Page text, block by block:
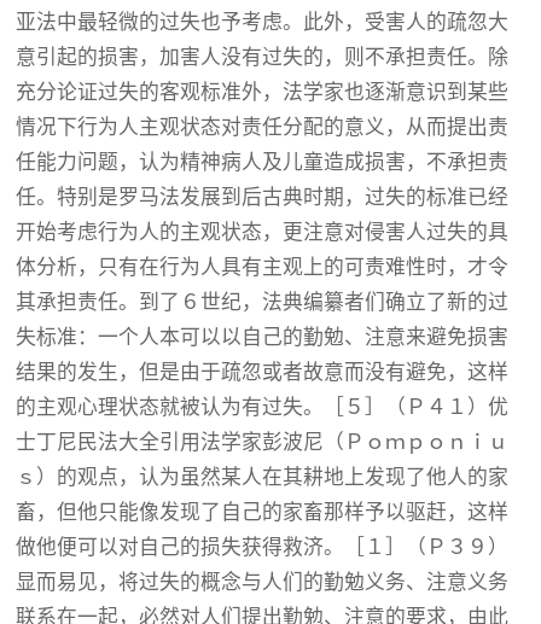
亚法中最轻微的过失也予考虑。此外，受害人的疏忽大
意引起的损害，加害人没有过失的，则不承担责任。除
充分论证过失的客观标准外，法学家也逐渐意识到某些
情况下行为人主观状态对责任分配的意义，从而提出责
任能力问题，认为精神病人及儿童造成损害，不承担责
任。特别是罗马法发展到后古典时期，过失的标准已经
开始考虑行为人的主观状态，更注意对侵害人过失的具
体分析，只有在行为人具有主观上的可责难性时，才令
其承担责任。到了６世纪，法典编纂者们确立了新的过
失标准：一个人本可以以自己的勤勉、注意来避免损害
结果的发生，但是由于疏忽或者故意而没有避免，这样
的主观心理状态就被认为有过失。［５］（Ｐ４１）优
士丁尼民法大全引用法学家彭波尼（Ｐｏｍｐｏｎｉｕ
ｓ）的观点，认为虽然某人在其耕地上发现了他人的家
畜，但他只能像发现了自己的家畜那样予以驱赶，这样
做他便可以对自己的损失获得救济。［１］（Ｐ３９）
显而易见，将过失的概念与人们的勤勉义务、注意义务
联系在一起，必然对人们提出勤勉、注意的要求，由此